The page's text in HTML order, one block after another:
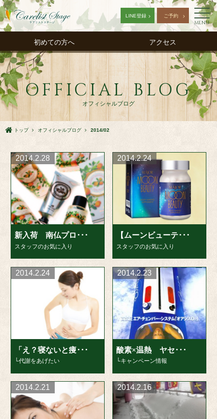
LINE登録 ご予約
MENU
初めての方へ アクセス
OFFICIAL BLOG
オフィシャルブログ
トップ オフィシャルブログ 2014/02
新入荷 南仏プロ･･･
2014.2.28
スタッフのお気に入り
【ムーンビューテ･･･
2014.2.24
スタッフのお気に入り
「え？寝ないと痩･･･
2014.2.24
└代謝をあげたい
酸素×温熱 ヤセ･･･
2014.2.23
└キャンペーン情報
2014.2.21 2014.2.16